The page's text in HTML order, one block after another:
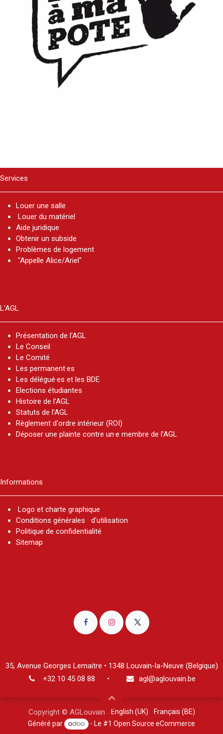
Services
Louer une salle
Louer du matériel
Aide juridique
Obtenir un subside
Problèmes de logement
"Appelle Alice/Ariel"
L'AGL
Présentation de l'AGL
Le Conseil
Le Comité
Les permanent·es
Les délégué·es et les BDE
Elections étudiantes
Histoire de l'AGL
Statuts de l'AGL
Règlement d'ordre intérieur (ROI)
Déposer une plainte contre un·e membre de l'AGL
Informations
Logo et charte graphique
Conditions générales d'utilisation
Politique de confidentialité
Sitemap
35, Avenue Georges Lemaitre • 1348 Louvain-la-Neuve (Belgique)
+32 10 45 08 88 • agl@aglouvain.be
Copyright © AGLouvain English (UK)
Français (BE)
Généré par
- Le #1 Open Source eCommerce